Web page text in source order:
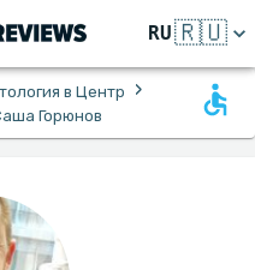
RU🇷🇺
в Центр ›
Горюнов